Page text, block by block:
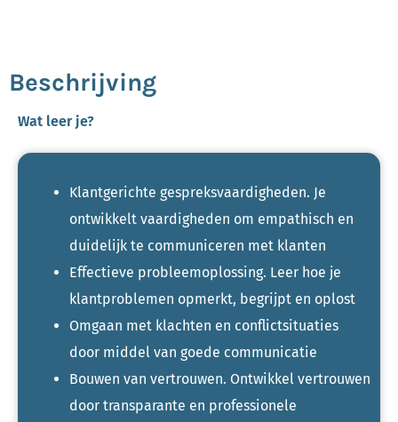
Beschrijving
Wat leer je?
Klantgerichte gespreksvaardigheden. Je
ontwikkelt vaardigheden om empathisch en
duidelijk te communiceren met klanten
Effectieve probleemoplossing. Leer hoe je
klantproblemen opmerkt, begrijpt en oplost
Omgaan met klachten en conflictsituaties
door middel van goede communicatie
Bouwen van vertrouwen. Ontwikkel vertrouwen
door transparante en professionele